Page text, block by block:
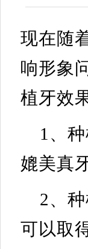
现在随
响形象
植牙效
1、
媲美真
2、
可以取